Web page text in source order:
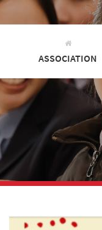
ASSOCIATION